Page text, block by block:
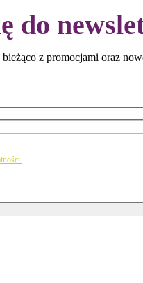
do
bieżąco z promocjami oraz
empty.